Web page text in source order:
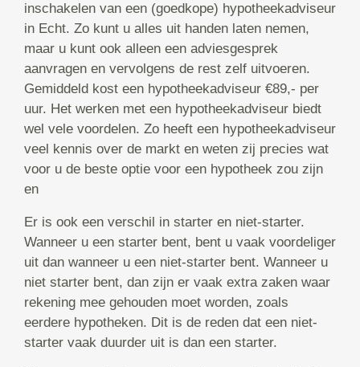
inschakelen van een (goedkope) hypotheekadviseur
in Echt. Zo kunt u alles uit handen laten nemen,
maar u kunt ook alleen een adviesgesprek
aanvragen en vervolgens de rest zelf uitvoeren.
Gemiddeld kost een hypotheekadviseur €89,- per
uur. Het werken met een hypotheekadviseur biedt
wel vele voordelen. Zo heeft een hypotheekadviseur
veel kennis over de markt en weten zij precies wat
voor u de beste optie voor een hypotheek zou zijn
en
Er is ook een verschil in starter en niet-starter.
Wanneer u een starter bent, bent u vaak voordeliger
uit dan wanneer u een niet-starter bent. Wanneer u
niet starter bent, dan zijn er vaak extra zaken waar
rekening mee gehouden moet worden, zoals
eerdere hypotheken. Dit is de reden dat een niet-
starter vaak duurder uit is dan een starter.